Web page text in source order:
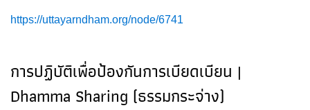
https://uttayarndham.org/node/6741
การปฏิบัติเพื่อป้องกันการเบียดเบียน |
Dhamma Sharing (ธรรมกระจ่าง)